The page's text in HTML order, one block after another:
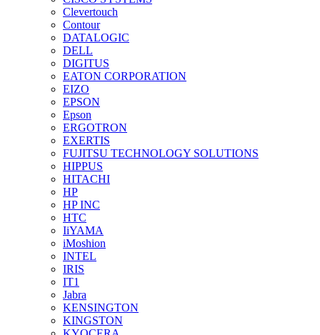
Clevertouch
Contour
DATALOGIC
DELL
DIGITUS
EATON CORPORATION
EIZO
EPSON
Epson
ERGOTRON
EXERTIS
FUJITSU TECHNOLOGY SOLUTIONS
HIPPUS
HITACHI
HP
HP INC
HTC
IiYAMA
iMoshion
INTEL
IRIS
IT1
Jabra
KENSINGTON
KINGSTON